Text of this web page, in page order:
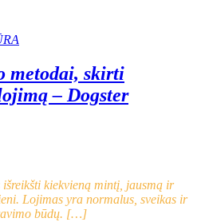
metodai, skirti
– Dogster
kiekvieną mintį, jausmą ir
Lojimas yra normalus, sveikas ir
būdų. […]